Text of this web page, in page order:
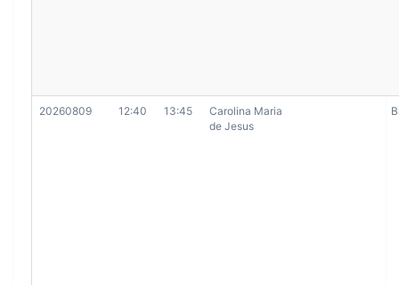
20260809 12:40 13:45
Carolina Maria
de Jesus